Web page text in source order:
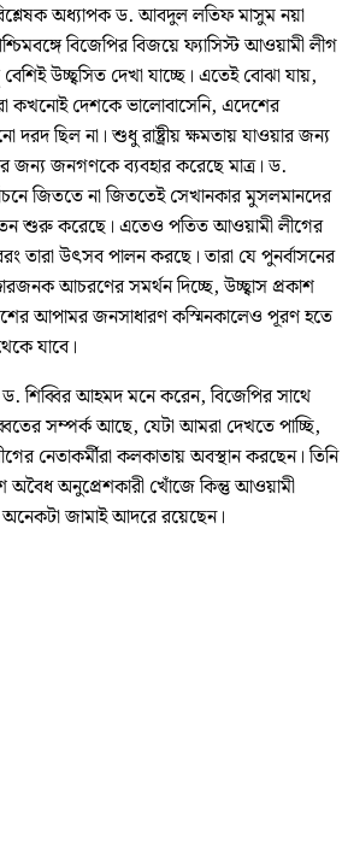
বিশ্লেষক অধ্যাপক ড. আবদুল লতিফ মাসুম নয়া
বিজেপির বিজয়ে ফ্যাসিস্ট আওয়ামী লীগ
উচ্ছ্বসিত দেখা যাচ্ছে। এতেই বোঝা যায়,
কখনোই দেশকে ভালোবাসেনি, এদেশের
ছিল না। শুধু রাষ্ট্রীয় ক্ষমতায় যাওয়ার জন্য
জন্য জনগণকে ব্যবহার করেছে মাত্র। ড.
জিততে না জিততেই সেখানকার মুসলমানদের
শুরু করেছে। এতেও পতিত আওয়ামী লীগের
তারা উৎসব পালন করছে। তারা যে পুনর্বাসনের
আচরণের সমর্থন দিচ্ছে, উচ্ছ্বাস প্রকাশ
আপামর জনসাধারণ কস্মিনকালেও পূরণ হতে
যাবে।
ড. শিব্বির আহমদ মনে করেন, বিজেপির সাথে
সম্পর্ক আছে, যেটা আমরা দেখতে পাচ্ছি,
নেতাকর্মীরা কলকাতায় অবস্থান করছেন। তিনি
অবৈধ অনুপ্রেশকারী খোঁজে কিন্তু আওয়ামী
অনেকটা জামাই আদরে রয়েছেন।